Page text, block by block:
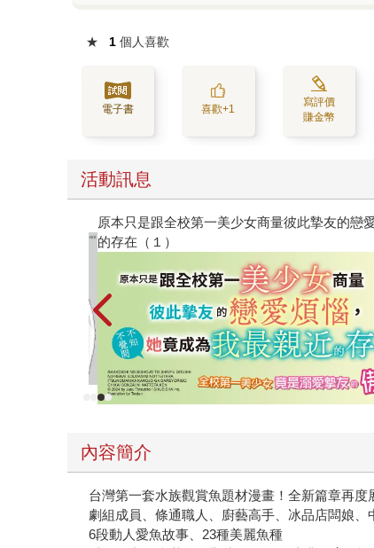
★ 1 個人喜歡
電子書 喜歡+1
寫評價
賺金幣
活動訊息
內容簡介
台灣第一套水族觀賞魚題材漫畫！全新篇章再度
劇組成員、條通職人、廚藝高手、冰品店闆娘、
6段動人愛魚故事、23種美麗魚種